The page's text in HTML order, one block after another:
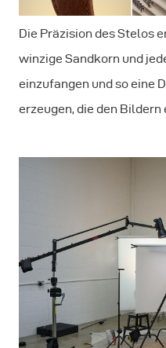
Die Präzision des Stelos
winzige Sandkorn und
einzufangen und so eine
erzeugen, die den Bildern